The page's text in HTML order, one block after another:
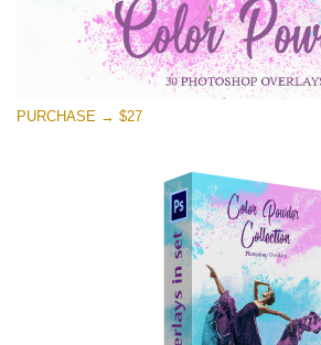
PURCHASE → $27